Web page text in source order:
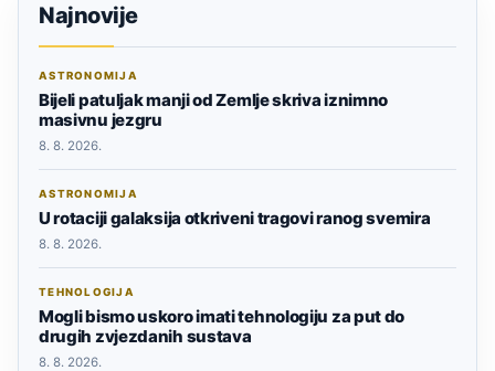
Najnovije
ASTRONOMIJA
Bijeli patuljak manji od Zemlje skriva iznimno
masivnu jezgru
8. 8. 2026.
ASTRONOMIJA
U rotaciji galaksija otkriveni tragovi ranog svemira
8. 8. 2026.
TEHNOLOGIJA
Mogli bismo uskoro imati tehnologiju za put do
drugih zvjezdanih sustava
8. 8. 2026.